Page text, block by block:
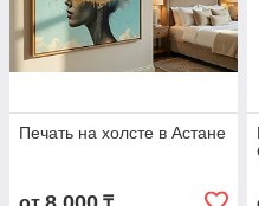
Печать на холсте в Астане